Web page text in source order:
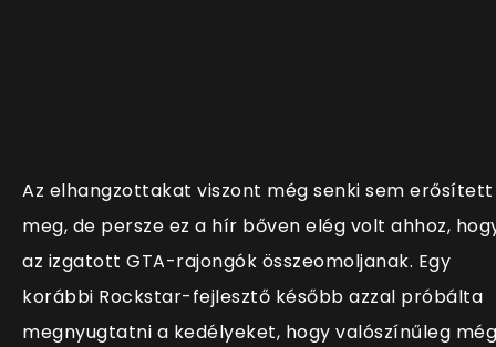
Az elhangzottakat viszont még senki sem erősített
meg, de persze ez a hír bőven elég volt ahhoz,
az izgatott GTA-rajongók összeomoljanak. Egy
korábbi Rockstar-fejlesztő később azzal próbálta
megnyugtatni a kedélyeket, hogy valószínűleg még